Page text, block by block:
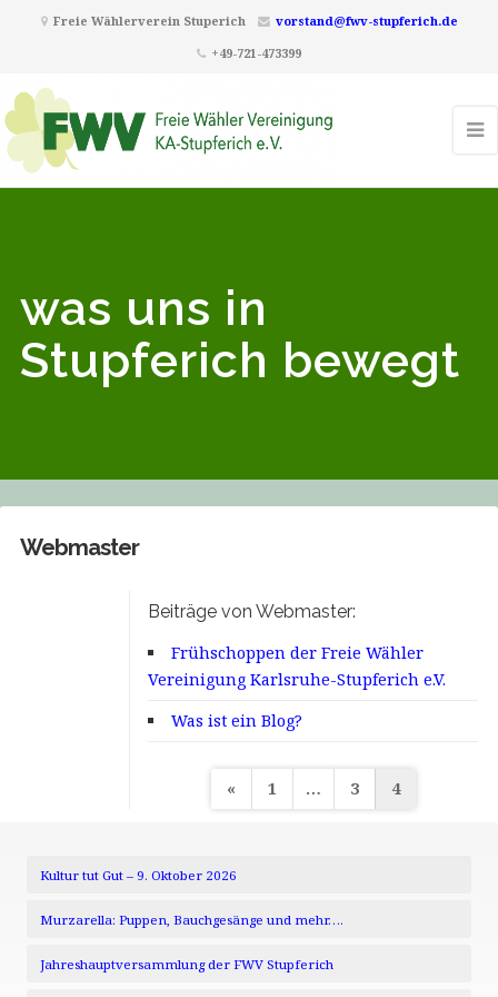
Freie Wählerverein Stuperich
vorstand@fwv-stupferich.de
+49-721-473399
was uns in
Stupferich bewegt
Webmaster
Beiträge von Webmaster:
Frühschoppen der Freie Wähler
Vereinigung Karlsruhe-Stupferich e.V.
Was ist ein Blog?
Seitennummerierung
Beiträge
« 1 … 3 4
Kultur tut Gut – 9. Oktober 2026
Murzarella: Puppen, Bauchgesänge und mehr….
Jahreshauptversammlung der FWV Stupferich